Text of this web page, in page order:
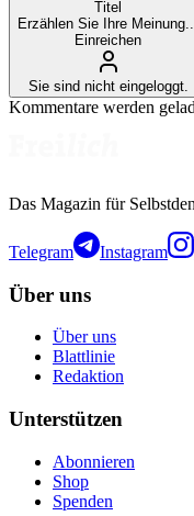
Titel
Erzählen Sie Ihre
Einreichen
Sie sind nicht eingeloggt.
Kommentare werden
Das Magazin für
Telegram Instagram
Über uns
Über uns
Blattlinie
Redaktion
Unterstützen
Abonnieren
Shop
Spenden